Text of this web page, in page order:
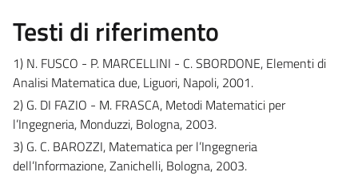
Testi di riferimento
1) N. FUSCO - P. MARCELLINI - C. SBORDONE, Elementi di
Analisi Matematica due, Liguori, Napoli, 2001.
2) G. DI FAZIO - M. FRASCA, Metodi Matematici per
l’Ingegneria, Monduzzi, Bologna, 2003.
3) G. C. BAROZZI, Matematica per l’Ingegneria
dell’Informazione, Zanichelli, Bologna, 2003.